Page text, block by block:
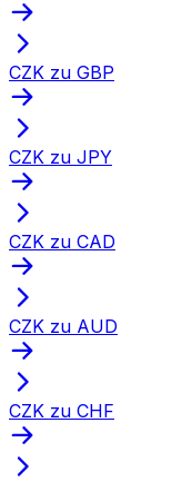
CZK zu GBP
CZK zu JPY
CZK zu CAD
CZK zu AUD
CZK zu CHF